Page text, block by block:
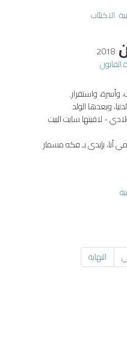
الاكتئاب
2018
وأسرة، واستقرار.
وبعدها الولد
- لاقيتها سابت البيت
أنا، بإيدى بـ فكه مسمار
النهاية